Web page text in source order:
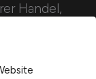
Handel,